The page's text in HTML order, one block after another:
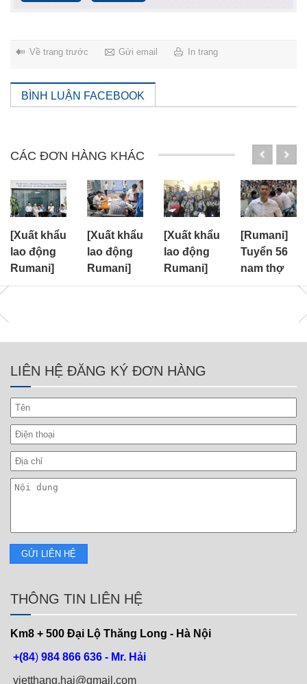
Về trang trước Gửi email In trang
BÌNH LUẬN FACEBOOK
CÁC ĐƠN HÀNG KHÁC
[Xuất khẩu
lao động
Rumani]
Tuyển 75
[Xuất khẩu
lao động
Rumani]
Tuyển 100
[Xuất khẩu
lao động
Rumani]
Tuyển 150
[Rumani]
Tuyển 56
nam thợ
xây dựng
CONCELEX
LIÊN HỆ ĐĂNG KÝ ĐƠN HÀNG
THÔNG TIN LIÊN HỆ
Km8 + 500 Đại Lộ Thăng Long - Hà Nội
+(84) 984 866 636 - Mr. Hải
vietthang.hai@gmail.com